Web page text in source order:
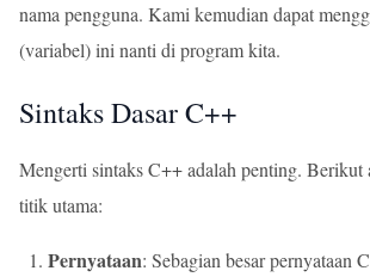
nama pengguna. Kami kemudian dapat
(variabel) ini nanti di program kita.
Sintaks Dasar C++
Mengerti sintaks C++ adalah penting. Berikut
titik utama:
Pernyataan: Sebagian besar pernyataan